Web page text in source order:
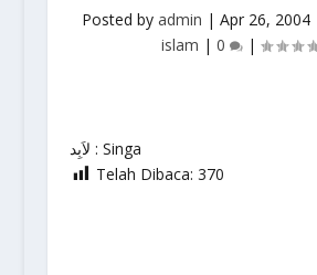
Posted byadmin |Apr 26, 2004
islam | 0 |
لاَبِد : Singa
Telah Dibaca: 370